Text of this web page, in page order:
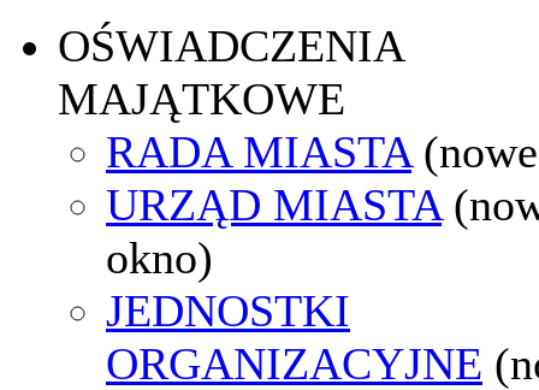
OŚWIADCZENIA
MAJĄTKOWE
RADA MIASTA
URZĄD MIASTA
okno)
JEDNOSTKI
ORGANIZACYJNE